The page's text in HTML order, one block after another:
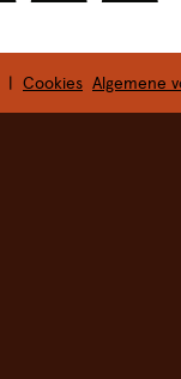
| Cookies Algemene